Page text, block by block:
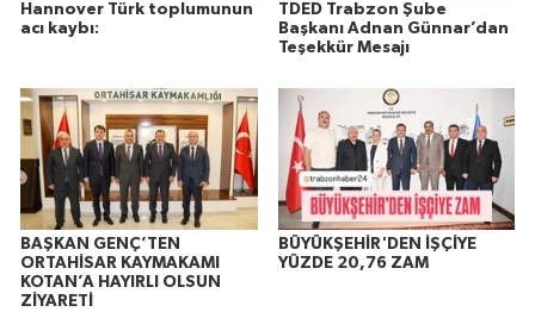
Hannover Türk toplumunun
acı kaybı:
TDED Trabzon Şube
Başkanı Adnan Günnar’dan
Teşekkür Mesajı
BAŞKAN GENÇ’TEN
ORTAHİSAR KAYMAKAMI
KOTAN’A HAYIRLI OLSUN
ZİYARETİ
BÜYÜKŞEHİR'DEN İŞÇİYE
YÜZDE 20,76 ZAM